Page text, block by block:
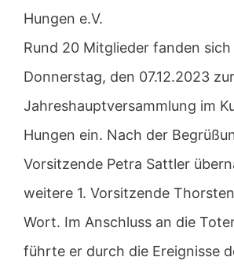
Hungen e.V.
Rund 20 Mitglieder fanden sich
Donnerstag, den 07.12.2023
Jahreshauptversammlung im
Hungen ein. Nach der
Vorsitzende Petra Sattler
weitere 1. Vorsitzende
Wort. Im Anschluss an die
führte er durch die Ereignisse